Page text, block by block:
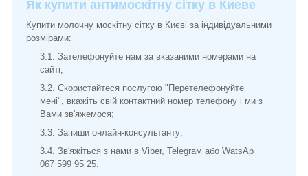
Як купити антимоскітну сітку в Киеве
Купити молочну москітну сітку в Києві за індивідуальними
розмірами:
Зателефонуйте нам за вказаними номерами на
сайті;
Скористайтеся послугою "Перетелефонуйте
мені", вкажіть свій контактний номер телефону і ми з
Вами зв'яжемося;
Запиши онлайн-консультанту;
Зв'яжіться з нами в Viber, Telegraм або WatsAp
067 599 95 25.